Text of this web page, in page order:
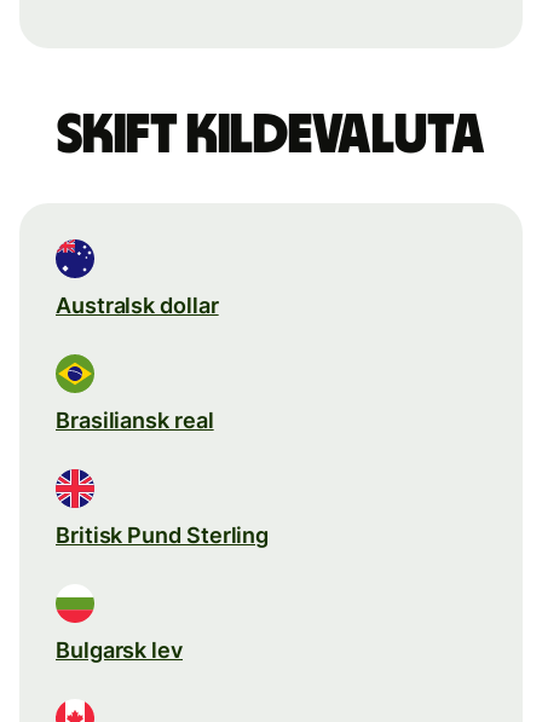
Skift kildevaluta
Australsk dollar
Brasiliansk real
Britisk Pund Sterling
Bulgarsk lev